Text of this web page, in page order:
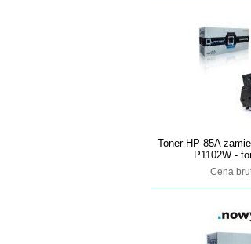
Toner HP 85A
P1102W -
Cena